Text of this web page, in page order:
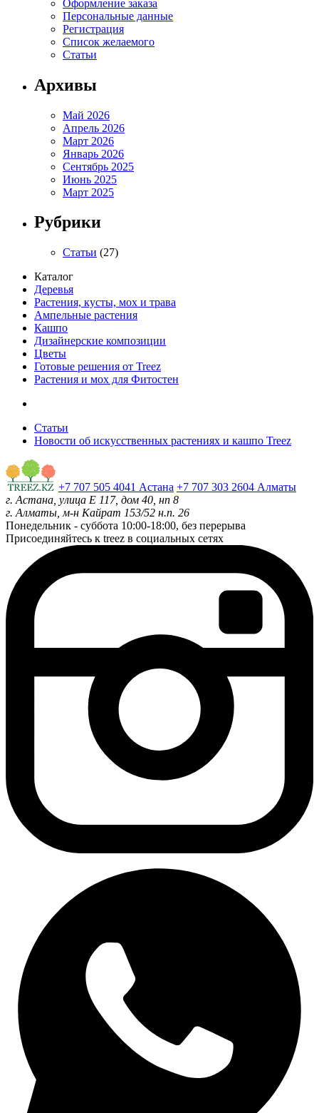
Оформление заказа
Персональные данные
Регистрация
Список желаемого
Статьи
Архивы
Май 2026
Апрель 2026
Март 2026
Январь 2026
Сентябрь 2025
Июнь 2025
Март 2025
Рубрики
Статьи (27)
Каталог
Деревья
Растения, кусты, мох и трава
Ампельные растения
Кашпо
Дизайнерские композиции
Цветы
Готовые решения от Treez
Растения и мох для Фитостен
Статьи
Новости об искусственных растениях и кашпо Treez
+7 707 505 4041 Астана +7 707 303 2604 Алматы
г. Астана, улица Е 117, дом 40, нп 8
г. Алматы, м-н Кайрат 153/52 н.п. 26
Понедельник - суббота 10:00-18:00, без перерыва
Присоединяйтесь к treez в социальных сетях